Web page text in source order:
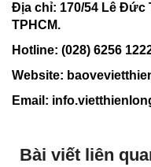
Địa chỉ: 170/54 Lê Đức
TPHCM.
Hotline: (028) 6256
Website:
Email:
Bài viết liên